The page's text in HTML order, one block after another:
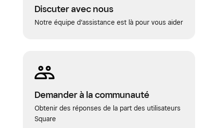
Discuter avec nous
Notre équipe d’assistance est là pour vous aider
Demander à la communauté
Obtenir des réponses de la part des utilisateurs
Square